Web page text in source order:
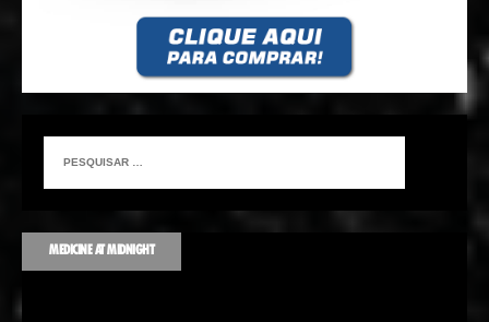
MEDICINE AT MIDNIGHT